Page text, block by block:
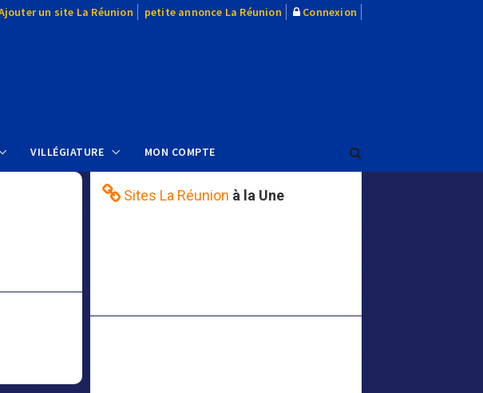
un site La Réunion petite annonce La Réunion Connexion
VILLÉGIATURE MON COMPTE
Sites La Réunion à la Une